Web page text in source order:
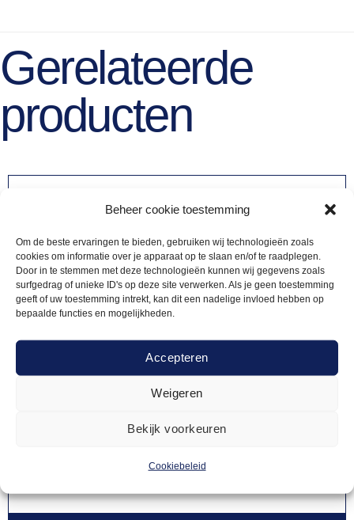
Beheer cookie toestemming
Om de beste ervaringen te bieden, gebruiken wij technologieën zoals
cookies om informatie over je apparaat op te slaan en/of te raadplegen.
Door in te stemmen met deze technologieën kunnen wij gegevens zoals
surfgedrag of unieke ID's op deze site verwerken. Als je geen toestemming
geeft of uw toestemming intrekt, kan dit een nadelige invloed hebben op
bepaalde functies en mogelijkheden.
Accepteren
Weigeren
Bekijk voorkeuren
Cookiebeleid
Gerelateerde
producten